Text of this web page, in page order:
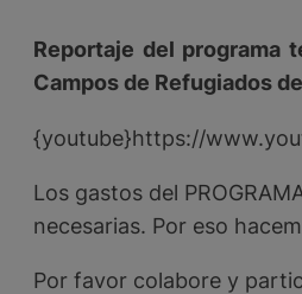
Reportaje del programa
Campos de Refugiados
{youtube}https://
Los gastos del
necesarias. Por eso
Por favor colabore y